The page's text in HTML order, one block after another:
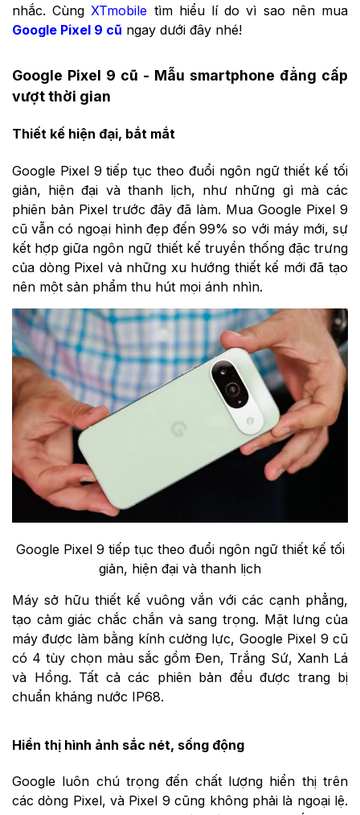
nhắc. Cùng XTmobile tìm hiểu lí do vì sao nên mua
Google Pixel 9 cũ ngay dưới đây nhé!
Google Pixel 9 cũ - Mẫu smartphone đẳng cấp
vượt thời gian
Thiết kế hiện đại, bắt mắt
Google Pixel 9 tiếp tục theo đuổi ngôn ngữ thiết kế tối
giản, hiện đại và thanh lịch, như những gì mà các
phiên bản Pixel trước đây đã làm. Mua Google Pixel 9
cũ vẫn có ngoại hình đẹp đến 99% so với máy mới, sự
kết hợp giữa ngôn ngữ thiết kế truyền thống đặc trưng
của dòng Pixel và những xu hướng thiết kế mới đã tạo
nên một sản phẩm thu hút mọi ánh nhìn.
Google Pixel 9 tiếp tục theo đuổi ngôn ngữ thiết kế tối
giản, hiện đại và thanh lịch
Máy sở hữu thiết kế vuông vắn với các cạnh phẳng,
tạo cảm giác chắc chắn và sang trọng. Mặt lưng của
máy được làm bằng kính cường lực, Google Pixel 9 cũ
có 4 tùy chọn màu sắc gồm Đen, Trắng Sứ, Xanh Lá
và Hồng. Tất cả các phiên bản đều được trang bị
chuẩn kháng nước IP68.
Hiển thị hình ảnh sắc nét, sống động
Google luôn chú trọng đến chất lượng hiển thị trên
các dòng Pixel, và Pixel 9 cũng không phải là ngoại lệ.